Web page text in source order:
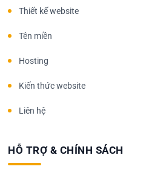
Thiết kế website
Tên miền
Hosting
Kiến thức website
Liên hệ
HỖ TRỢ & CHÍNH SÁCH